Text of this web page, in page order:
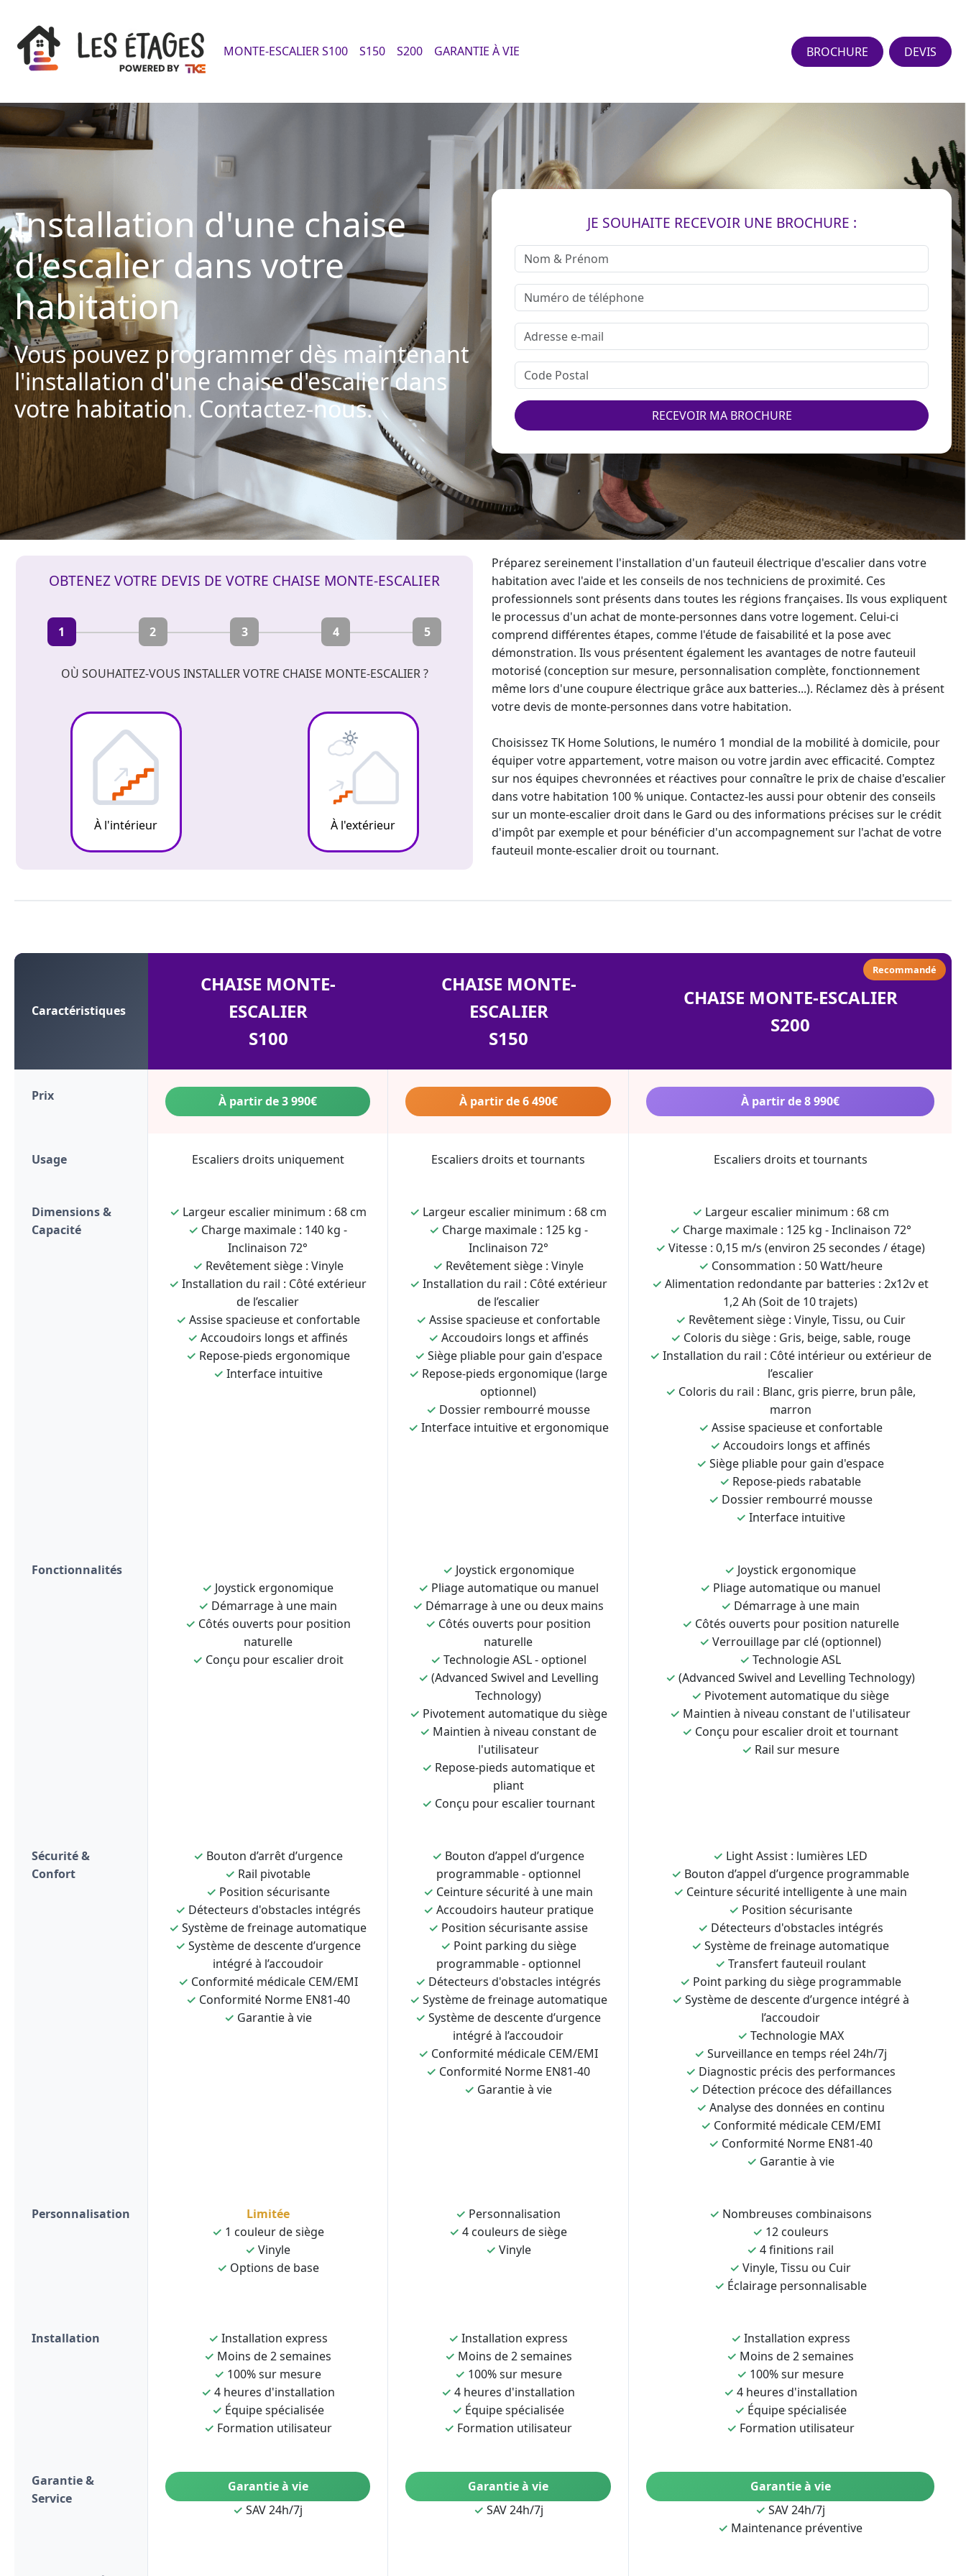
MONTE-ESCALIER S100 S150 S200 GARANTIE À VIE BROCHURE DEVIS
Installation d'une chaise
d'escalier dans votre
habitation
Vous pouvez programmer dès maintenant
l'installation d'une chaise d'escalier dans
votre habitation. Contactez-nous.
JE SOUHAITE RECEVOIR UNE BROCHURE :
RECEVOIR MA BROCHURE
OBTENEZ VOTRE DEVIS DE VOTRE CHAISE MONTE-ESCALIER
1 2 3 4 5
OÙ SOUHAITEZ-VOUS INSTALLER VOTRE CHAISE MONTE-ESCALIER ?
À l'intérieur À l'extérieur
Préparez sereinement l'installation d'un fauteuil électrique d'escalier dans votre
habitation avec l'aide et les conseils de nos techniciens de proximité. Ces
professionnels sont présents dans toutes les régions françaises. Ils vous expliquent
le processus d'un achat de monte-personnes dans votre logement. Celui-ci
comprend différentes étapes, comme l'étude de faisabilité et la pose avec
démonstration. Ils vous présentent également les avantages de notre fauteuil
motorisé (conception sur mesure, personnalisation complète, fonctionnement
même lors d'une coupure électrique grâce aux batteries...). Réclamez dès à présent
votredevis de monte-personnes dans votre habitation.
Choisissez TK Home Solutions, le numéro 1 mondial de la mobilité à domicile, pour
équiper votre appartement, votre maison ou votre jardin avec efficacité. Comptez
sur nos équipes chevronnées et réactives pour connaître le prix de chaise d'escalier
dans votre habitation 100 % unique. Contactez-les aussi pour obtenir des conseils
sur un monte-escalier droitdans le Gard ou des informations précises sur le crédit
d'impôt par exemple et pour bénéficier d'un accompagnement sur l'achat de votre
fauteuil monte-escalierdroit ou tournant.
Caractéristiques
CHAISE MONTE-
ESCALIER
S100
CHAISE MONTE-
ESCALIER
S150
CHAISE MONTE-ESCALIER
S200
Recommandé
Prix À partir de 3 990€ À partir de 6 490€ À partir de 8 990€
Usage Escaliers droits uniquement Escaliers droits et tournants Escaliers droits et tournants
Dimensions &
Capacité
✓ Largeur escalier minimum : 68 cm
✓ Charge maximale : 140 kg -
Inclinaison 72°
✓ Revêtement siège : Vinyle
✓ Installation du rail : Côté extérieur
de l’escalier
✓ Assise spacieuse et confortable
✓ Accoudoirs longs et affinés
✓ Repose-pieds ergonomique
✓ Interface intuitive
✓ Largeur escalier minimum : 68 cm
✓ Charge maximale : 125 kg -
Inclinaison 72°
✓ Revêtement siège : Vinyle
✓ Installation du rail : Côté extérieur
de l’escalier
✓ Assise spacieuse et confortable
✓ Accoudoirs longs et affinés
✓ Siège pliable pour gain d'espace
✓ Repose-pieds ergonomique (large
optionnel)
✓ Dossier rembourré mousse
✓ Interface intuitive et ergonomique
✓ Largeur escalier minimum : 68 cm
✓ Charge maximale : 125 kg - Inclinaison 72°
✓ Vitesse : 0,15 m/s (environ 25 secondes / étage)
✓ Consommation : 50 Watt/heure
✓ Alimentation redondante par batteries : 2x12v et
1,2 Ah (Soit de 10 trajets)
✓ Revêtement siège : Vinyle, Tissu, ou Cuir
✓ Coloris du siège : Gris, beige, sable, rouge
✓ Installation du rail : Côté intérieur ou extérieur de
l’escalier
✓ Coloris du rail : Blanc, gris pierre, brun pâle,
marron
✓ Assise spacieuse et confortable
✓ Accoudoirs longs et affinés
✓ Siège pliable pour gain d'espace
✓ Repose-pieds rabatable
✓ Dossier rembourré mousse
✓ Interface intuitive
Fonctionnalités
✓ Joystick ergonomique
✓ Démarrage à une main
✓ Côtés ouverts pour position
naturelle
✓ Conçu pour escalier droit
✓ Joystick ergonomique
✓ Pliage automatique ou manuel
✓ Démarrage à une ou deux mains
✓ Côtés ouverts pour position
naturelle
✓ Technologie ASL - optionel
✓ (Advanced Swivel and Levelling
Technology)
✓ Pivotement automatique du siège
✓ Maintien à niveau constant de
l'utilisateur
✓ Repose-pieds automatique et
pliant
✓ Conçu pour escalier tournant
✓ Joystick ergonomique
✓ Pliage automatique ou manuel
✓ Démarrage à une main
✓ Côtés ouverts pour position naturelle
✓ Verrouillage par clé (optionnel)
✓ Technologie ASL
✓ (Advanced Swivel and Levelling Technology)
✓ Pivotement automatique du siège
✓ Maintien à niveau constant de l'utilisateur
✓ Conçu pour escalier droit et tournant
✓ Rail sur mesure
Sécurité &
Confort
✓ Bouton d’arrêt d’urgence
✓ Rail pivotable
✓ Position sécurisante
✓ Détecteurs d'obstacles intégrés
✓ Système de freinage automatique
✓ Système de descente d’urgence
intégré à l’accoudoir
✓ Conformité médicale CEM/EMI
✓ Conformité Norme EN81-40
✓ Garantie à vie
✓ Bouton d’appel d’urgence
programmable - optionnel
✓ Ceinture sécurité à une main
✓ Accoudoirs hauteur pratique
✓ Position sécurisante assise
✓ Point parking du siège
programmable - optionnel
✓ Détecteurs d'obstacles intégrés
✓ Système de freinage automatique
✓ Système de descente d’urgence
intégré à l’accoudoir
✓ Conformité médicale CEM/EMI
✓ Conformité Norme EN81-40
✓ Garantie à vie
✓ Light Assist : lumières LED
✓ Bouton d’appel d’urgence programmable
✓ Ceinture sécurité intelligente à une main
✓ Position sécurisante
✓ Détecteurs d'obstacles intégrés
✓ Système de freinage automatique
✓ Transfert fauteuil roulant
✓ Point parking du siège programmable
✓ Système de descente d’urgence intégré à
l’accoudoir
✓ Technologie MAX
✓ Surveillance en temps réel 24h/7j
✓ Diagnostic précis des performances
✓ Détection précoce des défaillances
✓ Analyse des données en continu
✓ Conformité médicale CEM/EMI
✓ Conformité Norme EN81-40
✓ Garantie à vie
Personnalisation
Limitée
✓ 1 couleur de siège
✓ Vinyle
✓ Options de base
✓ Personnalisation
✓ 4 couleurs de siège
✓ Vinyle
✓ Nombreuses combinaisons
✓ 12 couleurs
✓ 4 finitions rail
✓ Vinyle, Tissu ou Cuir
✓ Éclairage personnalisable
Installation ✓ Installation express
✓ Moins de 2 semaines
✓ 100% sur mesure
✓ 4 heures d'installation
✓ Équipe spécialisée
✓ Formation utilisateur
✓ Installation express
✓ Moins de 2 semaines
✓ 100% sur mesure
✓ 4 heures d'installation
✓ Équipe spécialisée
✓ Formation utilisateur
✓ Installation express
✓ Moins de 2 semaines
✓ 100% sur mesure
✓ 4 heures d'installation
✓ Équipe spécialisée
✓ Formation utilisateur
Garantie &
Service
Garantie à vie
✓ SAV 24h/7j
Garantie à vie
✓ SAV 24h/7j
Garantie à vie
✓ SAV 24h/7j
✓ Maintenance préventive